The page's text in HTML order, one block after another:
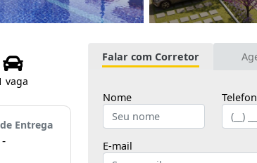
vaga
Entrega
-
Falar com Corretor
Nome
E-mail